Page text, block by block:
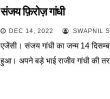
संजय फ़िरोज़ गांधी
DEC 14, 2022 SWAPNIL
एजेंसी। संजय गांधी का जन्म 14
हुआ। अपने बड़े भाई राजीव गांधी की